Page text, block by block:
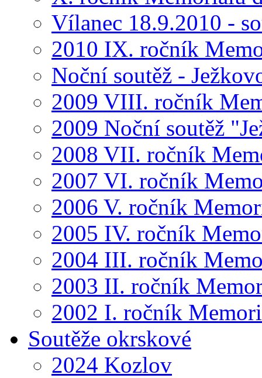
Vílanec 18.9.2010 -
2010 IX. ročník
Noční soutěž -
2009 VIII. ročník
2009 Noční soutěž
2008 VII. ročník
2007 VI. ročník
2006 V. ročník
2005 IV. ročník
2004 III. ročník
2003 II. ročník
2002 I. ročník
Soutěže okrskové
2024 Kozlov